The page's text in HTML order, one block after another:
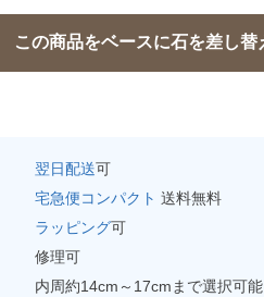
翌日配送可
宅急便コンパクト 送料無料
ラッピング可
修理可
内周約14cm～17cmまで選択可能